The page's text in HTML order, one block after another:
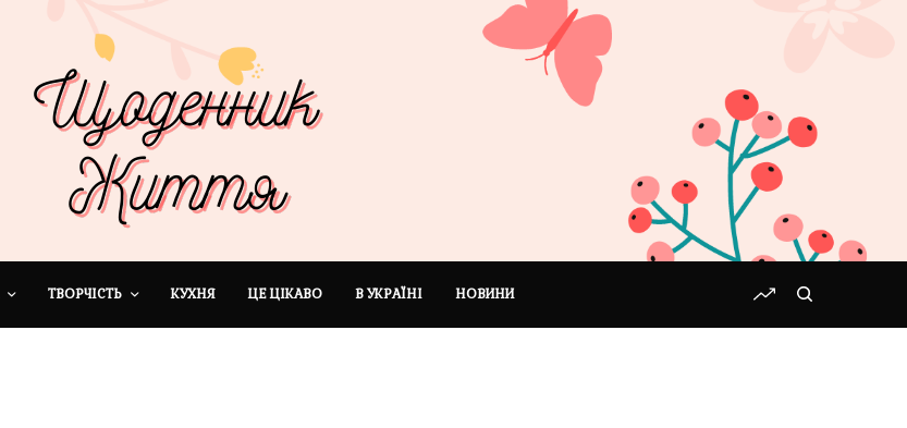
ТВОРЧІСТЬ КУХНЯ ЦЕ ЦІКАВО В УКРАЇНІ НОВИНИ